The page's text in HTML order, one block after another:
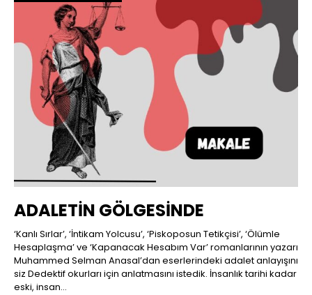
ADALETİN GÖLGESİNDE
‘Kanlı Sırlar’, ‘İntikam Yolcusu’, ‘Piskoposun Tetikçisi’, ‘Ölümle
Hesaplaşma’ ve ‘Kapanacak Hesabım Var’ romanlarının yazarı
Muhammed Selman Anasal’dan eserlerindeki adalet anlayışını
siz Dedektif okurları için anlatmasını istedik. İnsanlık tarihi kadar
eski, insan...